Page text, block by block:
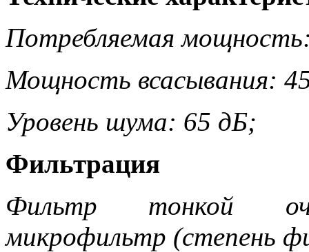
Потребляемая
Мощность всасывания:
Уровень шума: 65 дБ;
Фильтрация
Фильтр тонкой
микрофильтр (степень